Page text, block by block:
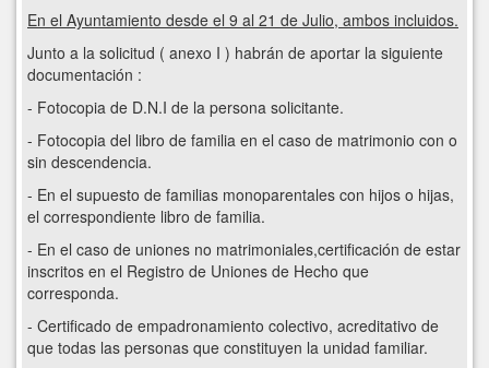
En el Ayuntamiento desde el 9 al 21 de Julio, ambos incluidos.
Junto a la solicitud ( anexo I ) habrán de aportar la siguiente
documentación :
- Fotocopia de D.N.I de la persona solicitante.
- Fotocopia del libro de familia en el caso de matrimonio con o
sin descendencia.
- En el supuesto de familias monoparentales con hijos o hijas,
el correspondiente libro de familia.
- En el caso de uniones no matrimoniales,certificación de estar
inscritos en el Registro de Uniones de Hecho que
corresponda.
- Certificado de empadronamiento colectivo, acreditativo de
que todas las personas que constituyen la unidad familiar.